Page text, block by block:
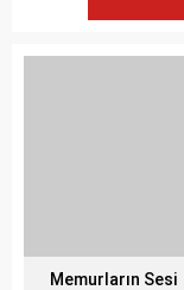
Memurların Sesi